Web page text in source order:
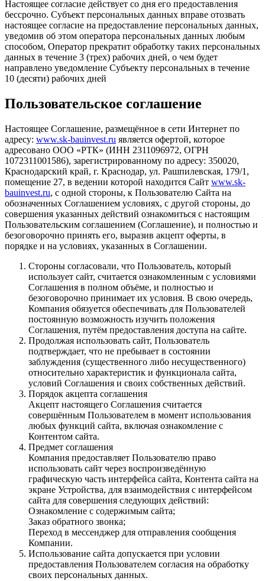
Настоящее согласие действует со дня его предоставления
бессрочно. Субъект персональных данных вправе отозвать
настоящее согласие на предоставление персональных данных,
уведомив об этом оператора персональных данных любым
способом, Оператор прекратит обработку таких персональных
данных в течение 3 (трех) рабочих дней, о чем будет
направлено уведомление Субъекту персональных в течение
10 (десяти) рабочих дней
Пользовательское соглашение
Настоящее Соглашение, размещённое в сети Интернет по
адресу: www.sk-bauinvest.ru является офертой, которое
адресовано ООО «РТК» (ИНН 2311096972, ОГРН
1072311001586), зарегистрированному по адресу: 350020,
Краснодарский край, г. Краснодар, ул. Рашпилевская, 179/1,
помещение 27, в ведении которой находится Сайт www.sk-
bauinvest.ru, с одной стороны, к Пользователю Сайта на
обозначенных Соглашением условиях, с другой стороны, до
совершения указанных действий ознакомиться с настоящим
Пользовательским соглашением (Соглашение), и полностью и
безоговорочно принять его, выразив акцепт оферты, в
порядке и на условиях, указанных в Соглашении.
Стороны согласовали, что Пользователь, который
использует сайт, считается ознакомленным с условиями
Соглашения в полном объёме, и полностью и
безоговорочно принимает их условия. В свою очередь,
Компания обязуется обеспечивать для Пользователей
постоянную возможность изучить положения
Соглашения, путём предоставления доступа на сайте.
Продолжая использовать сайт, Пользователь
подтверждает, что не пребывает в состоянии
заблуждения (существенного либо несущественного)
относительно характеристик и функционала сайта,
условий Соглашения и своих собственных действий.
Порядок акцепта соглашения
Акцепт настоящего Соглашения считается
совершённым Пользователем в момент использования
любых функций сайта, включая ознакомление с
Контентом сайта.
Предмет соглашения
Компания предоставляет Пользователю право
использовать сайт через воспроизведённую
графическую часть интерфейса сайта, Контента сайта на
экране Устройства, для взаимодействия с интерфейсом
сайта для совершения следующих действий:
Ознакомление с содержимым сайта;
Заказ обратного звонка;
Переход в мессенджер для отправления сообщения
Компании.
Использование сайта допускается при условии
предоставления Пользователем согласия на обработку
своих персональных данных.